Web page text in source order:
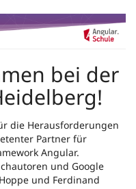
bei der
die Herausforderungen
Partner für
Angular.
und Google
und Ferdinand